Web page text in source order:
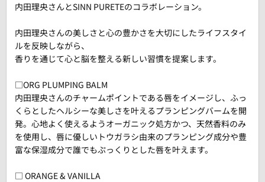
内田理央さんとSINN PURETEのコラボレーション。
内田理央さんの美しさと心の豊かさを大切にしたライフスタイ
ルを反映しながら、
香りを通じて心と脳を整える新しい習慣を提案します。
□ORG PLUMPING BALM
内田理央さんのチャームポイントである唇をイメージし、ふっ
くらとしたヘルシーな美しさを叶えるプランピングバームを開
発。心地よく使えるようオーガニック処方かつ、天然香料のみ
を使用し、唇に優しいトウガラシ由来のプランピング成分や豊
富な保湿成分で誰でもぷっくりとした唇を叶えます。
□ ORANGE & VANILLA